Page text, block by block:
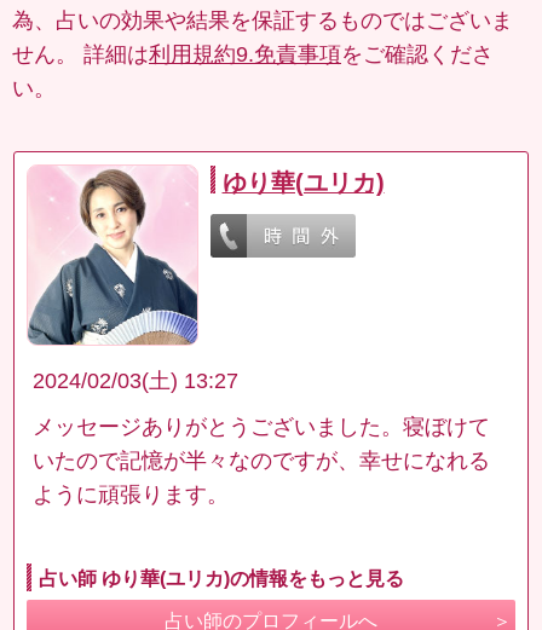
為、占いの効果や結果を保証するものではございま
せん。 詳細は利用規約9.免責事項をご確認くださ
い。
ゆり華(ユリカ)
2024/02/03(土) 13:27
メッセージありがとうございました。寝ぼけて
いたので記憶が半々なのですが、幸せになれる
ように頑張ります。
占い師 ゆり華(ユリカ)の情報をもっと見る
占い師のプロフィールへ